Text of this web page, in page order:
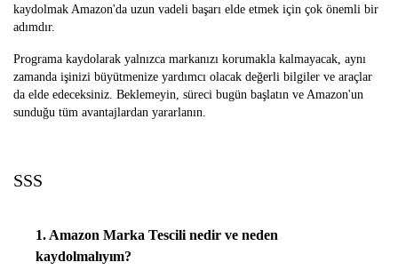
kaydolmak Amazon'da uzun vadeli başarı elde etmek için çok önemli bir
adımdır.
Programa kaydolarak yalnızca markanızı korumakla kalmayacak, aynı
zamanda işinizi büyütmenize yardımcı olacak değerli bilgiler ve araçlar
da elde edeceksiniz. Beklemeyin, süreci bugün başlatın ve Amazon'un
sunduğu tüm avantajlardan yararlanın.
SSS
1. Amazon Marka Tescili nedir ve neden
kaydolmalıyım?